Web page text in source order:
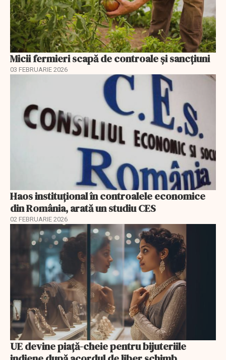
Micii fermieri scapă de controale și sancțiuni
03 FEBRUARIE 2026
Haos instituțional în controalele economice
din România, arată un studiu CES
02 FEBRUARIE 2026
UE devine piață-cheie pentru bijuteriile